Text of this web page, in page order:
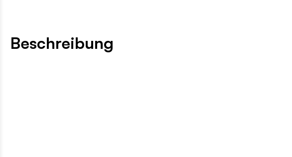
Beschreibung